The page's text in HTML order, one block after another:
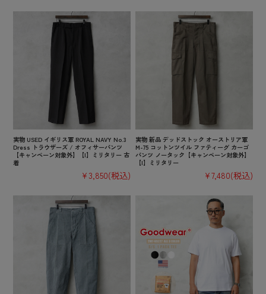
実物 USED イギリス軍 ROYAL NAVY No.3
Dress トラウザーズ / オフィサーパンツ
【キャンペーン対象外】【I】ミリタリー 古
着
¥3,850(税込)
実物 新品 デッドストック オーストリア軍
M-75 コットンツイル ファティーグ カーゴ
パンツ ノータック【キャンペーン対象外】
【I】ミリタリー
¥7,480(税込)